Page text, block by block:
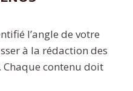
l’angle de votre
à la rédaction des
contenu doit